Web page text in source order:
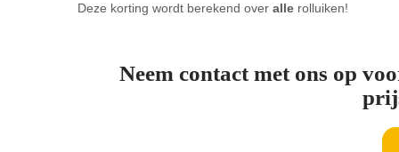
Deze korting wordt berekend over alle rolluiken!
Neem contact met ons op